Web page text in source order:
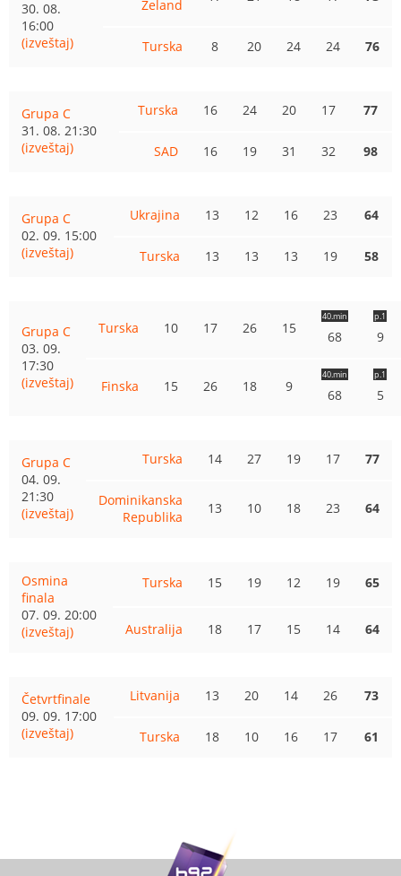
30. 08.
16:00
(izveštaj)
Zeland
Turska 8 20 24 24 76
Grupa C
31. 08. 21:30
(izveštaj)
Turska 16 24 20 17 77
SAD 16 19 31 32 98
Grupa C
02. 09. 15:00
(izveštaj)
Ukrajina 13 12 16 23 64
Turska 13 13 13 19 58
Grupa C
03. 09.
17:30
(izveštaj)
Turska 10 17 26 15
40.min
68
p.1
9
Finska 15 26 18 9
40.min
68
p.1
5
Grupa C
04. 09.
21:30
(izveštaj)
Turska 14 27 19 17 77
Dominikanska
Republika
13 10 18 23 64
Osmina
finala
07. 09. 20:00
(izveštaj)
Turska 15 19 12 19 65
Australija 18 17 15 14 64
Četvrtfinale
09. 09. 17:00
(izveštaj)
Litvanija 13 20 14 26 73
Turska 18 10 16 17 61